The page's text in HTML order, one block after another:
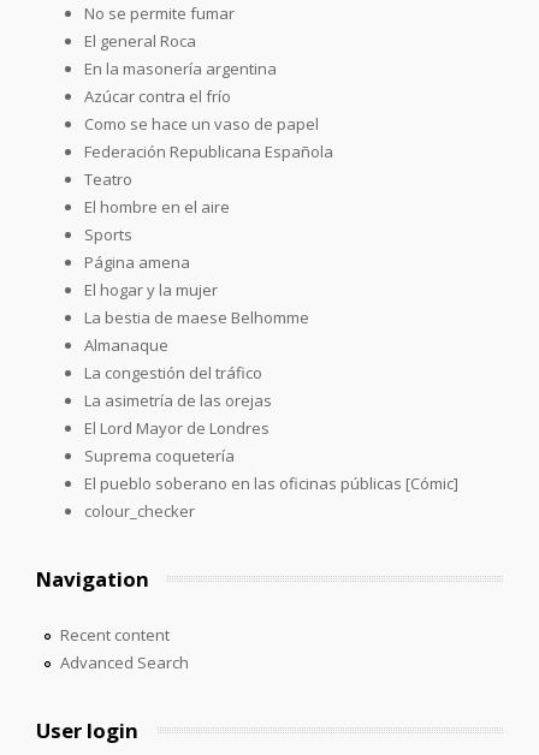
No se permite fumar
El general Roca
En la masonería argentina
Azúcar contra el frío
Como se hace un vaso de papel
Federación Republicana Española
Teatro
El hombre en el aire
Sports
Página amena
El hogar y la mujer
La bestia de maese Belhomme
Almanaque
La congestión del tráfico
La asimetría de las orejas
El Lord Mayor de Londres
Suprema coquetería
El pueblo soberano en las oficinas públicas [Cómic]
colour_checker
Navigation
Recent content
Advanced Search
User login